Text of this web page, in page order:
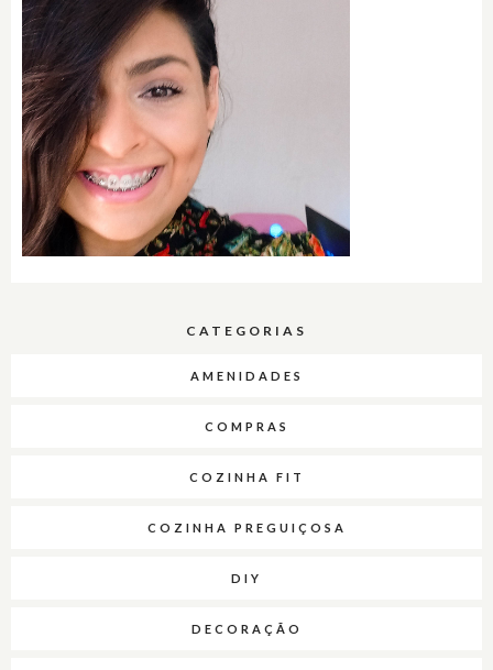
CATEGORIAS
AMENIDADES
COMPRAS
COZINHA FIT
COZINHA PREGUIÇOSA
DIY
DECORAÇÃO